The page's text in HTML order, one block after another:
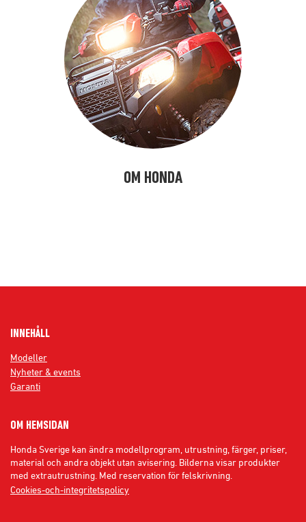
OM HONDA
INNEHÅLL
Modeller
Nyheter & events
Garanti
OM HEMSIDAN
Honda Sverige kan ändra modellprogram, utrustning, färger, priser,
material och andra objekt utan avisering. Bilderna visar produkter
med extrautrustning. Med reservation för felskrivning.
Cookies-och-integritetspolicy